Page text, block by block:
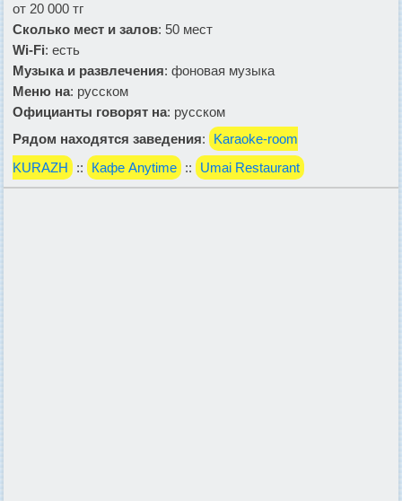
от 20 000 тг
Сколько мест и залов: 50 мест
Wi-Fi: есть
Музыка и развлечения: фоновая музыка
Меню на: русском
Официанты говорят на: русском
Рядом находятся заведения:
Karaoke-room
KURAZH
:: Кафе Anytime :: Umai Restaurant